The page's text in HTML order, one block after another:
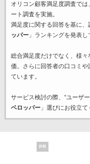
オリコン顧客満足度調査で
ート調査を実施。
満足度に関する回答を基に、
ッパー」ランキングを発表し
総合満足度だけでなく、様々
価。さらに回答者の口コミ
ています。
サービス検討の際、“ユーザ
ベロッパー」選びにお役立て
PR